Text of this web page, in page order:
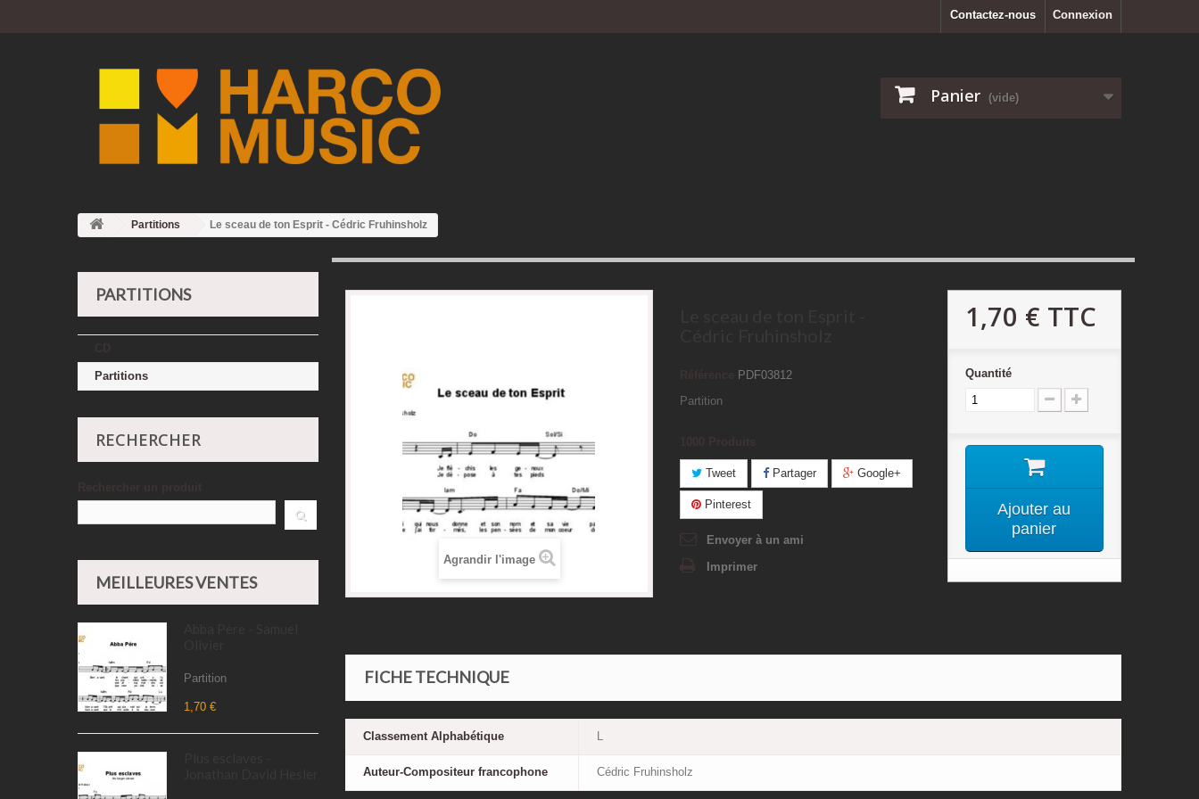
Connexion
Contactez-nous
Panier (vide)
Partitions Le sceau de ton Esprit - Cédric Fruhinsholz
PARTITIONS
Partitions
RECHERCHER
MEILLEURES VENTES
Partition
1,70 €
Agrandir l'image
PDF03812
Partition
Tweet Partager Google+
Pinterest
Envoyer à un ami
Imprimer
1,70 € TTC
Quantité
Ajouter au
panier
FICHE TECHNIQUE
Classement Alphabétique L
Auteur-Compositeur francophone Cédric Fruhinsholz